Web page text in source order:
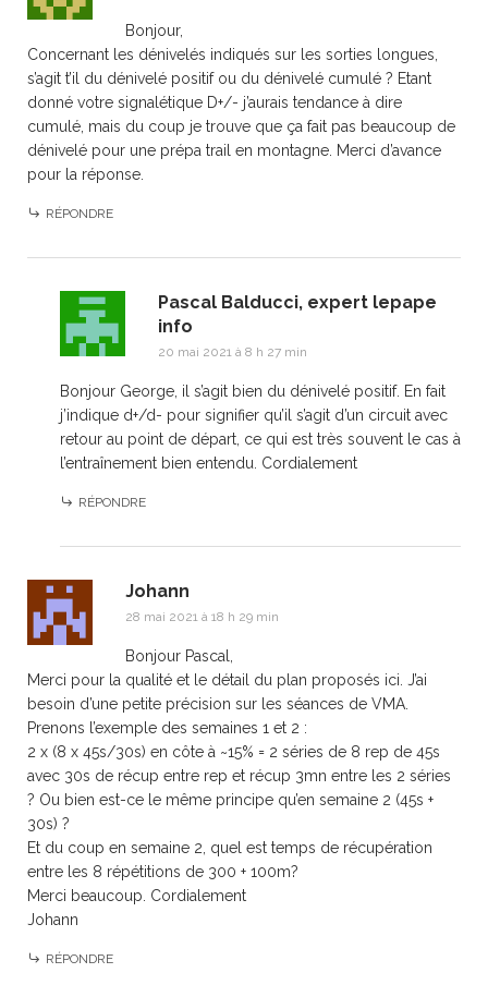
Bonjour,
Concernant les dénivelés indiqués sur les sorties longues,
s’agit t’il du dénivelé positif ou du dénivelé cumulé ? Etant
donné votre signalétique D+/- j’aurais tendance à dire
cumulé, mais du coup je trouve que ça fait pas beaucoup de
dénivelé pour une prépa trail en montagne. Merci d’avance
pour la réponse.
RÉPONDRE
Pascal Balducci, expert lepape
info
20 mai 2021 à 8 h 27 min
Bonjour George, il s’agit bien du dénivelé positif. En fait
j’indique d+/d- pour signifier qu’il s’agit d’un circuit avec
retour au point de départ, ce qui est très souvent le cas à
l’entraînement bien entendu. Cordialement
RÉPONDRE
Johann
28 mai 2021 à 18 h 29 min
Bonjour Pascal,
Merci pour la qualité et le détail du plan proposés ici. J’ai
besoin d’une petite précision sur les séances de VMA.
Prenons l’exemple des semaines 1 et 2 :
2 x (8 x 45s/30s) en côte à ~15% = 2 séries de 8 rep de 45s
avec 30s de récup entre rep et récup 3mn entre les 2 séries
? Ou bien est-ce le même principe qu’en semaine 2 (45s +
30s) ?
Et du coup en semaine 2, quel est temps de récupération
entre les 8 répétitions de 300 + 100m?
Merci beaucoup. Cordialement
Johann
RÉPONDRE